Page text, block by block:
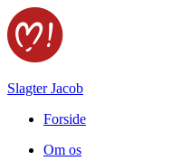
Slagter Jacob
Forside
Om os